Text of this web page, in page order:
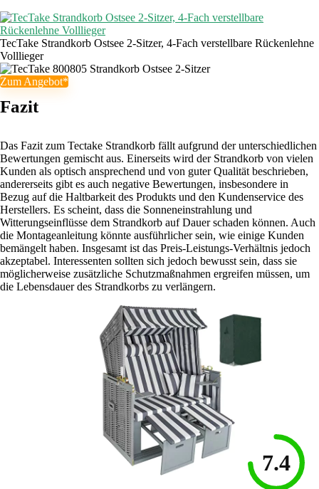
TecTake Strandkorb Ostsee 2-Sitzer, 4-Fach verstellbare Rückenlehne
Volllieger
Zum Angebot*
Fazit
Das Fazit zum Tectake Strandkorb fällt aufgrund der unterschiedlichen
Bewertungen gemischt aus. Einerseits wird der Strandkorb von vielen
Kunden als optisch ansprechend und von guter Qualität beschrieben,
andererseits gibt es auch negative Bewertungen, insbesondere in
Bezug auf die Haltbarkeit des Produkts und den Kundenservice des
Herstellers. Es scheint, dass die Sonneneinstrahlung und
Witterungseinflüsse dem Strandkorb auf Dauer schaden können. Auch
die Montageanleitung könnte ausführlicher sein, wie einige Kunden
bemängelt haben. Insgesamt ist das Preis-Leistungs-Verhältnis jedoch
akzeptabel. Interessenten sollten sich jedoch bewusst sein, dass sie
möglicherweise zusätzliche Schutzmaßnahmen ergreifen müssen, um
die Lebensdauer des Strandkorbs zu verlängern.
7.4